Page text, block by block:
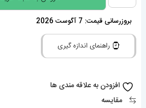
امگا
سواچ
مدل
مأموریت
OmegaSwatch
بروزرسانی قیمت: 7 آگوست 2026
راهنمای اندازه گیری
افزودن به علاقه مندی ها
مقایسه